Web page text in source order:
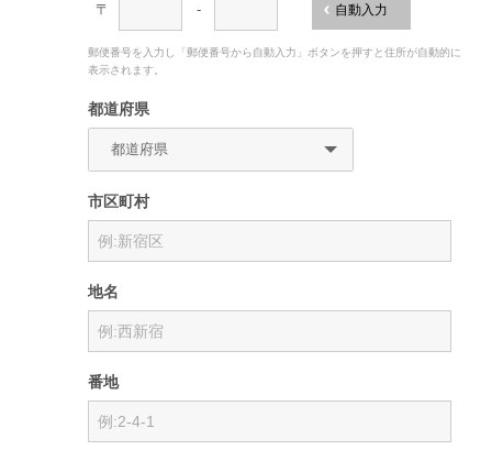
〒 - 自動入力
郵便番号を入力し「郵便番号から自動入力」ボタンを押すと住所が自動的に
表示されます。
都道府県
市区町村
地名
番地